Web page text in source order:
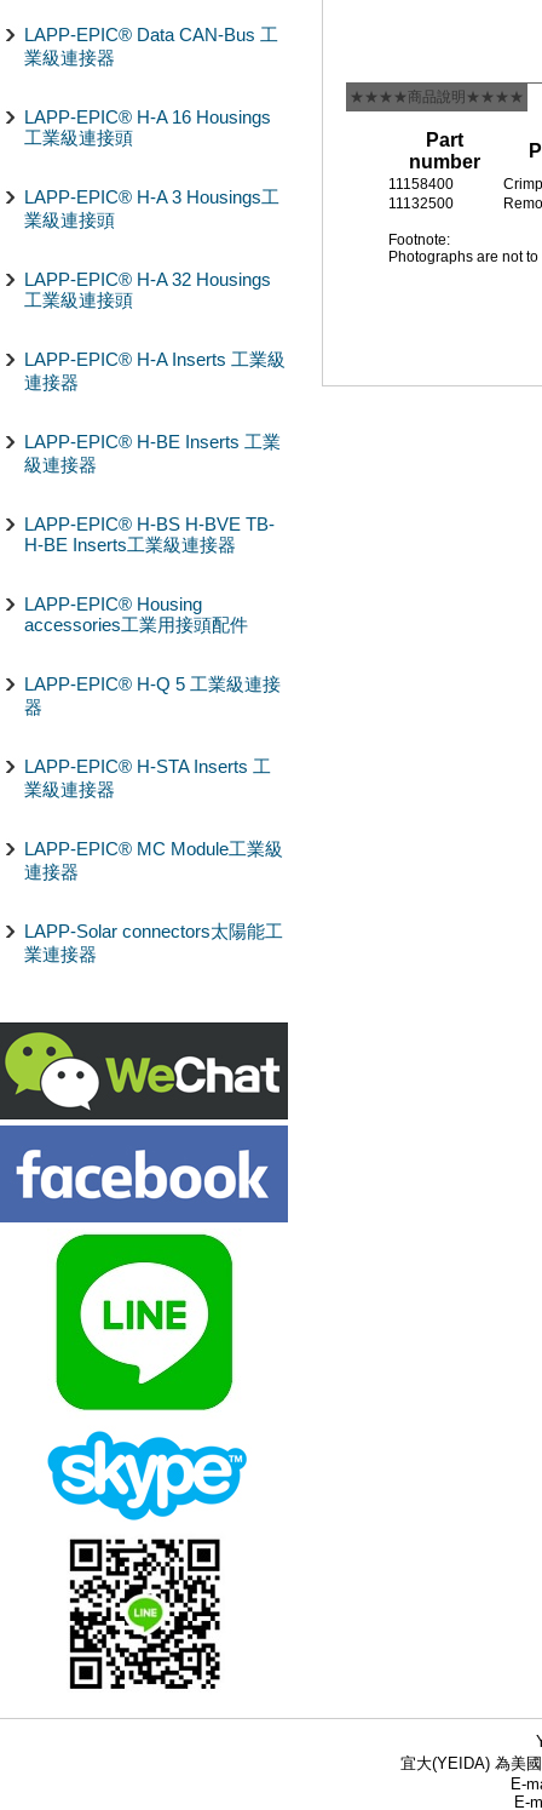
LAPP-EPIC® Data CAN-Bus 工
業級連接器
LAPP-EPIC® H-A 16 Housings
工業級連接頭
LAPP-EPIC® H-A 3 Housings工
業級連接頭
LAPP-EPIC® H-A 32 Housings
工業級連接頭
LAPP-EPIC® H-A Inserts 工業級
連接器
LAPP-EPIC® H-BE Inserts 工業
級連接器
LAPP-EPIC® H-BS H-BVE TB-
H-BE Inserts工業級連接器
LAPP-EPIC® Housing
accessories工業用接頭配件
LAPP-EPIC® H-Q 5 工業級連接
器
LAPP-EPIC® H-STA Inserts 工
業級連接器
LAPP-EPIC® MC Module工業級
連接器
LAPP-Solar connectors太陽能工
業連接器
★★★★商品說明★★★★
Part
number
11158400
11132500
Footnote:
Photographs are not
宜大(YEIDA) 為美
E-
E-